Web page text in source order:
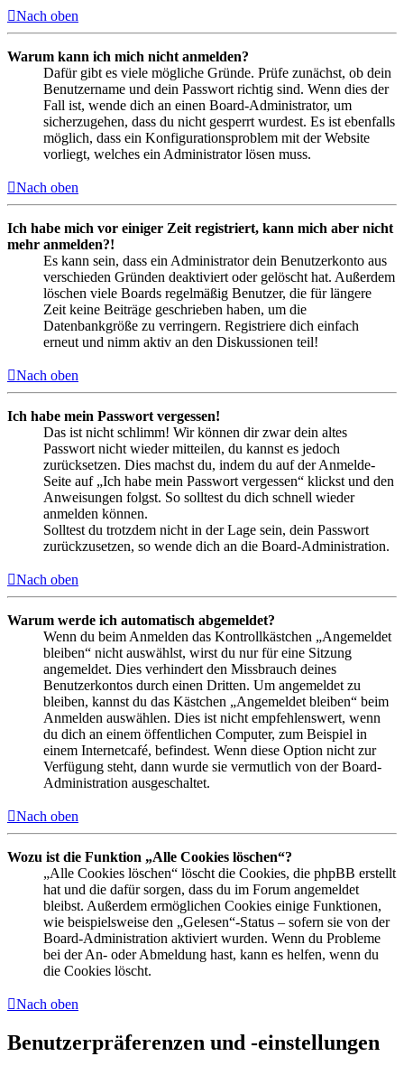
Nach oben
Warum kann ich mich nicht anmelden?
Dafür gibt es viele mögliche Gründe. Prüfe zunächst, ob dein
Benutzername und dein Passwort richtig sind. Wenn dies der
Fall ist, wende dich an einen Board-Administrator, um
sicherzugehen, dass du nicht gesperrt wurdest. Es ist ebenfalls
möglich, dass ein Konfigurationsproblem mit der Website
vorliegt, welches ein Administrator lösen muss.
Nach oben
Ich habe mich vor einiger Zeit registriert, kann mich aber nicht
mehr anmelden?!
Es kann sein, dass ein Administrator dein Benutzerkonto aus
verschieden Gründen deaktiviert oder gelöscht hat. Außerdem
löschen viele Boards regelmäßig Benutzer, die für längere
Zeit keine Beiträge geschrieben haben, um die
Datenbankgröße zu verringern. Registriere dich einfach
erneut und nimm aktiv an den Diskussionen teil!
Nach oben
Ich habe mein Passwort vergessen!
Das ist nicht schlimm! Wir können dir zwar dein altes
Passwort nicht wieder mitteilen, du kannst es jedoch
zurücksetzen. Dies machst du, indem du auf der Anmelde-
Seite auf „Ich habe mein Passwort vergessen“ klickst und den
Anweisungen folgst. So solltest du dich schnell wieder
anmelden können.
Solltest du trotzdem nicht in der Lage sein, dein Passwort
zurückzusetzen, so wende dich an die Board-Administration.
Nach oben
Warum werde ich automatisch abgemeldet?
Wenn du beim Anmelden das Kontrollkästchen „Angemeldet
bleiben“ nicht auswählst, wirst du nur für eine Sitzung
angemeldet. Dies verhindert den Missbrauch deines
Benutzerkontos durch einen Dritten. Um angemeldet zu
bleiben, kannst du das Kästchen „Angemeldet bleiben“ beim
Anmelden auswählen. Dies ist nicht empfehlenswert, wenn
du dich an einem öffentlichen Computer, zum Beispiel in
einem Internetcafé, befindest. Wenn diese Option nicht zur
Verfügung steht, dann wurde sie vermutlich von der Board-
Administration ausgeschaltet.
Nach oben
Wozu ist die Funktion „Alle Cookies löschen“?
„Alle Cookies löschen“ löscht die Cookies, die phpBB erstellt
hat und die dafür sorgen, dass du im Forum angemeldet
bleibst. Außerdem ermöglichen Cookies einige Funktionen,
wie beispielsweise den „Gelesen“-Status – sofern sie von der
Board-Administration aktiviert wurden. Wenn du Probleme
bei der An- oder Abmeldung hast, kann es helfen, wenn du
die Cookies löscht.
Nach oben
Benutzerpräferenzen und -einstellungen